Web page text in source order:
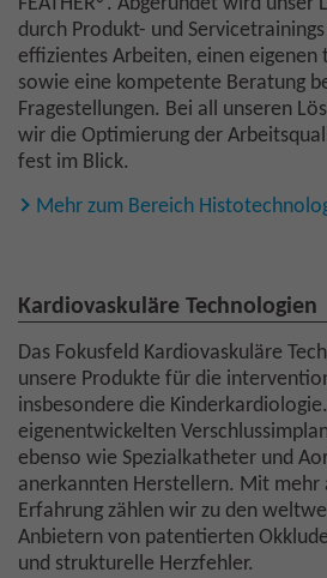
durch Produkt- und
effizientes Arbeiten, einen eigenen
sowie eine kompetente Beratung
Fragestellungen. Bei all unseren
wir die Optimierung der
fest im Blick.
Mehr zum Bereich
Kardiovaskuläre Technologien
Das Fokusfeld Kardiovaskuläre
unsere Produkte für die
insbesondere die
eigenentwickelten
ebenso wie Spezialkatheter und
anerkannten Herstellern. Mit mehr
Erfahrung zählen wir zu den
Anbietern von patentierten
und strukturelle Herzfehler.